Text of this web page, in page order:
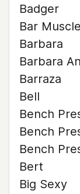
Badger
Bar
Barbara
Barbara
Barraza
Bell
Bench
Bench
Bench
Bert
Big Sexy